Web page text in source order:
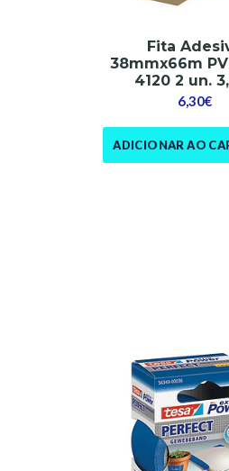
Fita
38mmx66m
4120 2 un.
6,30€
ADICIONAR AO